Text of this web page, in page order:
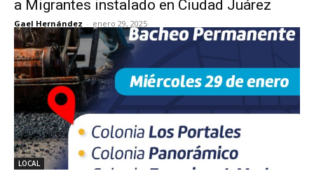
a Migrantes instalado en Ciudad Juárez
Gael Hernández - enero 29, 2025
LOCAL